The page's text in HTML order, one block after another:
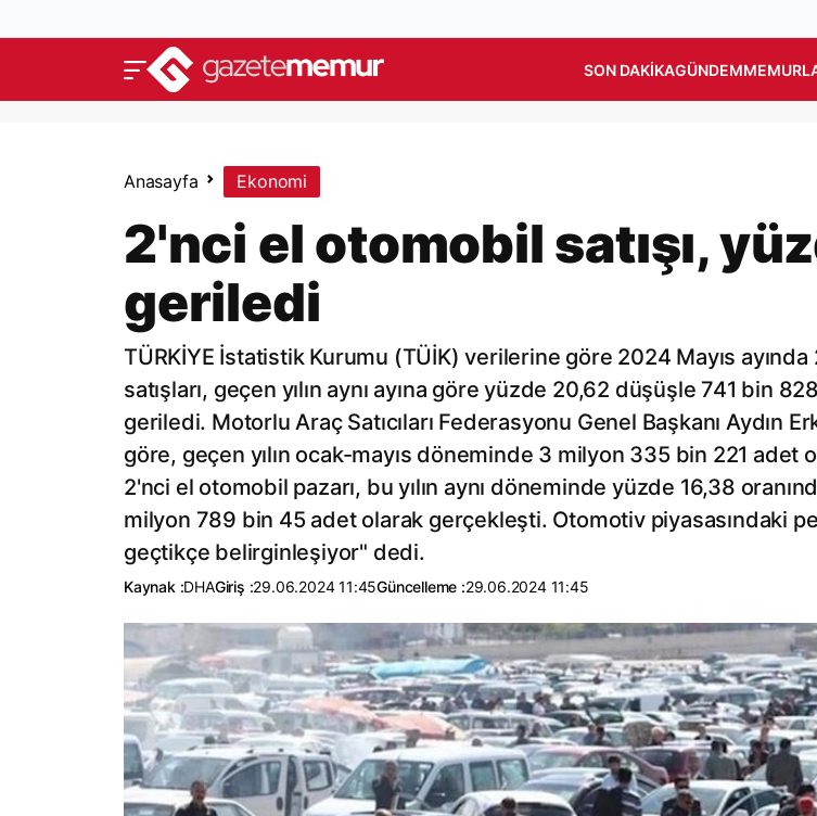
SON DAKIKAGÜNDEM
Anasayfa Ekonomi
2'nci el otomobil satışı,
geriledi
TÜRKİYE İstatistik Kurumu (TÜİK) verilerine göre 2024 Mayıs
satışları, geçen yılın aynı ayına göre yüzde 20,62 düşüşle 741 bin
geriledi. Motorlu Araç Satıcıları Federasyonu Genel Başkanı Aydın
göre, geçen yılın ocak-mayıs döneminde 3 milyon 335 bin 221 adet
2'nci el otomobil pazarı, bu yılın aynı döneminde yüzde 16,38
milyon 789 bin 45 adet olarak gerçekleşti. Otomotiv piyasasındaki
geçtikçe belirginleşiyor" dedi.
Kaynak :DHAGiriş :29.06.2024 11:45Güncelleme :29.06.2024 11:45